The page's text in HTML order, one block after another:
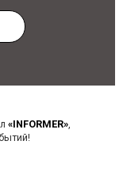
«INFORMER»,